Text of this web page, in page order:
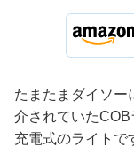
たまたまダイソー
介されていた
充電式のライトで